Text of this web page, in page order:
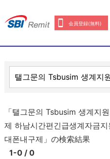
会員登録(無料)
「탤그문의 Tsbusim 생계지
제 하남시간편긴급생계자금
대폰내구제」の検索結果
1-0 / 0